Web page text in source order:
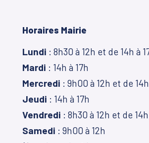
Horaires Mairie
Lundi : 8h30 à 12h et de 14h à
Mardi : 14h à 17h
Mercredi : 9h00 à 12h et de
Jeudi : 14h à 17h
Vendredi : 8h30 à 12h et de 14h
Samedi : 9h00 à 12h